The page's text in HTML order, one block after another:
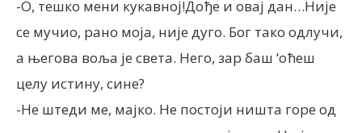
-О, тешко мени кукавној!Дође и овај дан…Није
се мучио, рано моја, није дуго. Бог тако одлучи,
а његова воља је света. Него, зар баш ‘оћеш
целу истину, сине?
-Не штеди ме, мајко. Не постоји ништа горе од